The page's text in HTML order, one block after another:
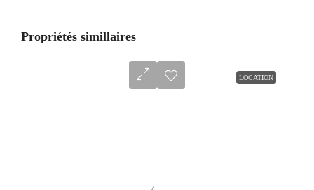
Propriétés simillaires
LOCATION